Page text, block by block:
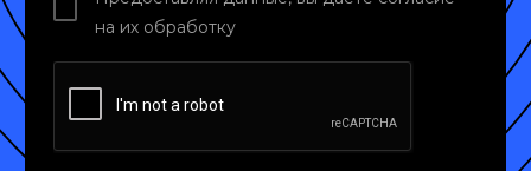
на их обработку